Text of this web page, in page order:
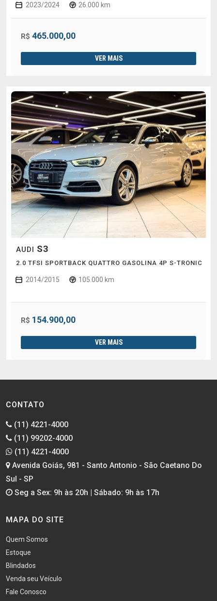
2023/2024 26.000 km
R$ 465.000,00
VER MAIS
AUDI S3
2.0 TFSI SPORTBACK QUATTRO GASOLINA 4P S-TRONIC
2014/2015 105.000 km
R$ 154.900,00
VER MAIS
CONTATO
(11) 4221-4000
(11) 99202-4000
(11) 4221-4000
Avenida Goiás, 981 - Santo Antonio - São Caetano Do
Sul - SP
Seg a Sex: 9h às 20h | Sábado: 9h às 17h
MAPA DO SITE
Quem Somos
Estoque
Blindados
Venda seu Veículo
Fale Conosco